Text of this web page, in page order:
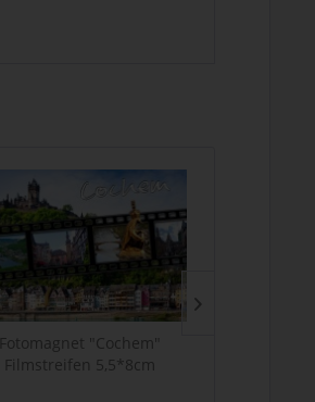
Fotomagnet "Cochem"
Filmstreifen 5,5*8cm